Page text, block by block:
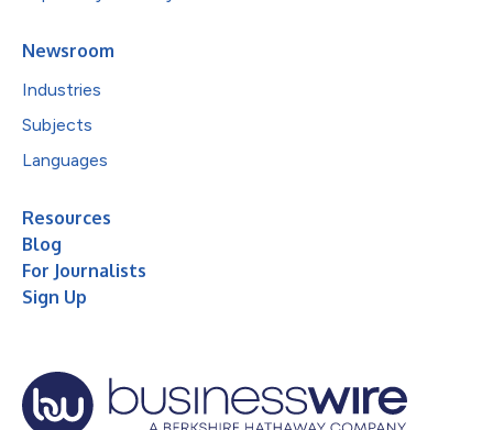
Newsroom
Industries
Subjects
Languages
Resources
Blog
For Journalists
Sign Up